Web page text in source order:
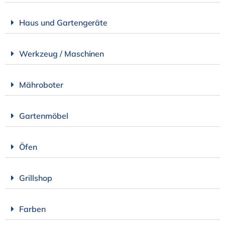
Haus und Gartengeräte
Werkzeug / Maschinen
Mähroboter
Gartenmöbel
Öfen
Grillshop
Farben